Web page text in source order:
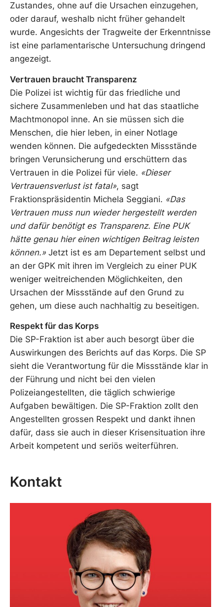
Zustandes, ohne auf die Ursachen einzugehen,
oder darauf, weshalb nicht früher gehandelt
wurde. Angesichts der Tragweite der Erkenntnisse
ist eine parlamentarische Untersuchung dringend
angezeigt.
Vertrauen braucht Transparenz
Die Polizei ist wichtig für das friedliche und
sichere Zusammenleben und hat das staatliche
Machtmonopol inne. An sie müssen sich die
Menschen, die hier leben, in einer Notlage
wenden können. Die aufgedeckten Missstände
bringen Verunsicherung und erschüttern das
Vertrauen in die Polizei für viele. «Dieser
Vertrauensverlust ist fatal», sagt
Fraktionspräsidentin Michela Seggiani. «Das
Vertrauen muss nun wieder hergestellt werden
und dafür benötigt es Transparenz. Eine PUK
hätte genau hier einen wichtigen Beitrag leisten
können.» Jetzt ist es am Departement selbst und
an der GPK mit ihren im Vergleich zu einer PUK
weniger weitreichenden Möglichkeiten, den
Ursachen der Missstände auf den Grund zu
gehen, um diese auch nachhaltig zu beseitigen.
Respekt für das Korps
Die SP-Fraktion ist aber auch besorgt über die
Auswirkungen des Berichts auf das Korps. Die SP
sieht die Verantwortung für die Missstände klar in
der Führung und nicht bei den vielen
Polizeiangestellten, die täglich schwierige
Aufgaben bewältigen. Die SP-Fraktion zollt den
Angestellten grossen Respekt und dankt ihnen
dafür, dass sie auch in dieser Krisensituation ihre
Arbeit kompetent und seriös weiterführen.
Kontakt